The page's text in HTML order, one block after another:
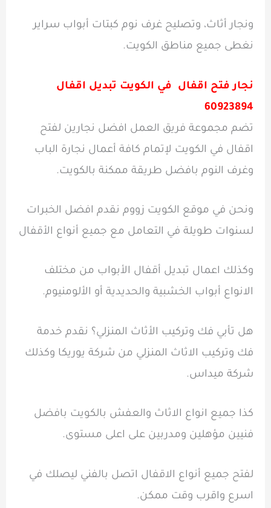
ونجار أثاث، وتصليح غرف نوم كبتات أبواب سراير
نغطى جميع مناطق الكويت.
نجار فتح اقفال
في الكويت تبديل اقفال
60923894
تضم مجموعة فريق العمل افضل نجارين لفتح
اقفال في الكويت لإتمام كافة أعمال نجارة الباب
وغرف النوم بافضل طريقة ممكنة بالكويت.
ونحن في موقع الكويت زووم نقدم افضل الخبرات
لسنوات طويلة في التعامل مع جميع أنواع الأقفال
وكذلك اعمال تبديل أقفال الأبواب من مختلف
الانواع أبواب الخشبية والحديدية أو الألومنيوم.
هل تأبي فك وتركيب الأثاث المنزلي؟ نقدم خدمة
فك وتركيب الاثاث المنزلي من شركة يوريكا وكذلك
شركة ميداس.
كذا جميع انواع الاثاث والعفش بالكويت بافضل
فنيين مؤهلين ومدربين على اعلى مستوى.
لفتح جميع أنواع الاقفال اتصل بالفني ليصلك في
اسرع واقرب وقت ممكن.